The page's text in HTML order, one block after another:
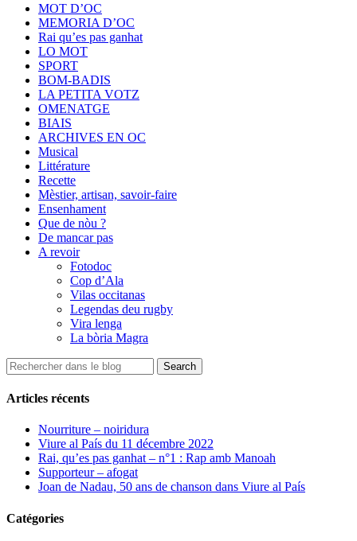
MOT D’OC
MEMORIA D’OC
Rai qu’es pas ganhat
LO MOT
SPORT
BOM-BADIS
LA PETITA VOTZ
OMENATGE
BIAIS
ARCHIVES EN OC
Musical
Littérature
Recette
Mèstier, artisan, savoir-faire
Ensenhament
Que de nòu ?
De mancar pas
A revoir
Fotodoc
Cop d’Ala
Vilas occitanas
Legendas deu rugby
Vira lenga
La bòria Magra
Articles récents
Nourriture – noiridura
Viure al País du 11 décembre 2022
Rai, qu’es pas ganhat – n°1 : Rap amb Manoah
Supporteur – afogat
Joan de Nadau, 50 ans de chanson dans Viure al País
Catégories